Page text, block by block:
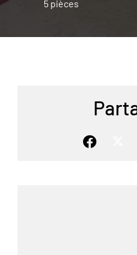
5 pièces